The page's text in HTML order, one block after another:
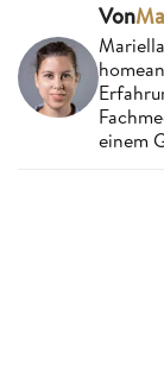
Von
einem